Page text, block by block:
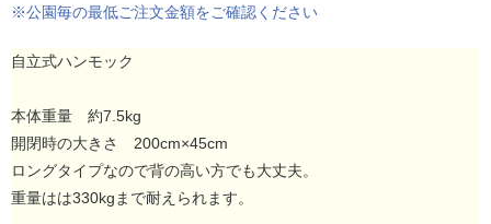
※公園毎の最低ご注文金額をご確認ください
自立式ハンモック
本体重量 約7.5kg
開閉時の大きさ 200cm×45cm
ロングタイプなので背の高い方でも大丈夫。
重量はは330kgまで耐えられます。